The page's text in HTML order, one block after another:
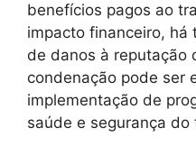
benefícios pagos ao
impacto financeiro, há
de danos à reputação
condenação pode ser
implementação de
saúde e segurança do